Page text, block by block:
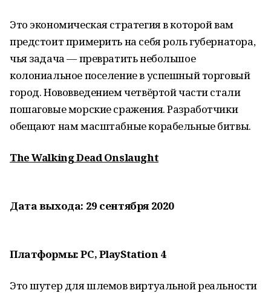
Это экономическая стратегия в которой вам
предстоит примерить на себя роль губернатора,
чья задача — превратить небольшое
колониальное поселение в успешный торговый
город. Нововведением четвёртой части стали
пошаговые морские сражения. Разработчики
обещают нам масштабные корабельные битвы.
The Walking Dead Onslaught
Дата выхода: 29 сентября 2020
Платформы: PC, PlayStation 4
Это шутер для шлемов виртуальной реальности